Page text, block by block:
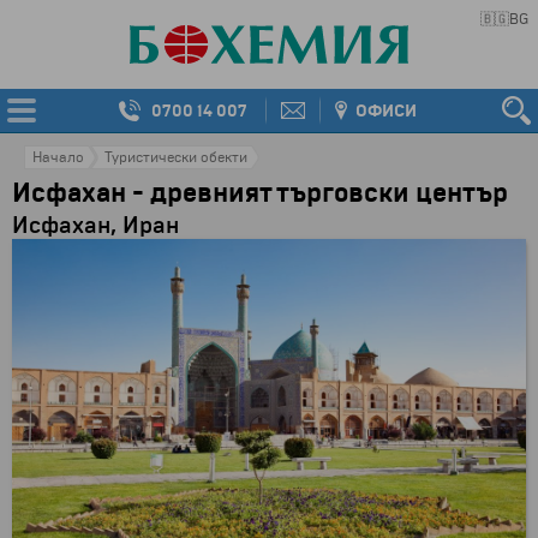
🇧🇬BG
0700 14 007 ОФИСИ
Начало Туристически обекти
Исфахан - древният търговски център
Исфахан, Иран